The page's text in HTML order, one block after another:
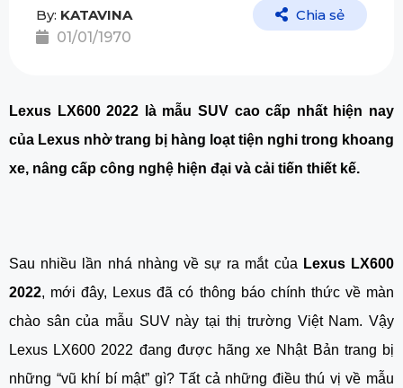
By: KATAVINA
01/01/1970
Chia sẻ
Lexus LX600 2022 là mẫu SUV cao cấp nhất hiện nay
của Lexus nhờ trang bị hàng loạt tiện nghi trong khoang
xe, nâng cấp công nghệ hiện đại và cải tiến thiết kế.
Sau nhiều lần nhá nhàng về sự ra mắt của Lexus LX600
2022, mới đây, Lexus đã có thông báo chính thức về màn
chào sân của mẫu SUV này tại thị trường Việt Nam. Vậy
Lexus LX600 2022 đang được hãng xe Nhật Bản trang bị
những “vũ khí bí mật” gì? Tất cả những điều thú vị về mẫu